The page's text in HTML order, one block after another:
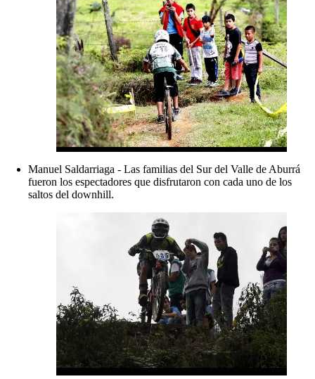
Manuel Saldarriaga - Las familias del Sur del Valle de Aburrá
fueron los espectadores que disfrutaron con cada uno de los
saltos del downhill.